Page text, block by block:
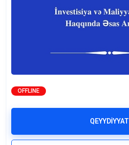
OFFLINE
QEYYDİYYAT